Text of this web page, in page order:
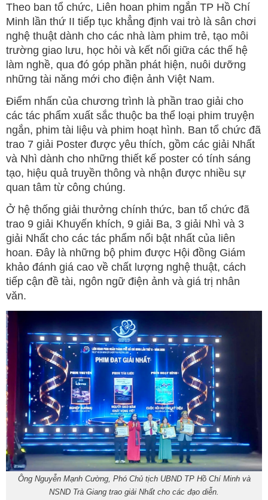
Theo ban tổ chức, Liên hoan phim ngắn TP Hồ Chí
Minh lần thứ II tiếp tục khẳng định vai trò là sân chơi
nghệ thuật dành cho các nhà làm phim trẻ, tạo môi
trường giao lưu, học hỏi và kết nối giữa các thế hệ
làm nghề, qua đó góp phần phát hiện, nuôi dưỡng
những tài năng mới cho điện ảnh Việt Nam.
Điểm nhấn của chương trình là phần trao giải cho
các tác phẩm xuất sắc thuộc ba thể loại phim truyện
ngắn, phim tài liệu và phim hoạt hình. Ban tổ chức đã
trao 7 giải Poster được yêu thích, gồm các giải Nhất
và Nhì dành cho những thiết kế poster có tính sáng
tạo, hiệu quả truyền thông và nhận được nhiều sự
quan tâm từ công chúng.
Ở hệ thống giải thưởng chính thức, ban tổ chức đã
trao 9 giải Khuyến khích, 9 giải Ba, 3 giải Nhì và 3
giải Nhất cho các tác phẩm nổi bật nhất của liên
hoan. Đây là những bộ phim được Hội đồng Giám
khảo đánh giá cao về chất lượng nghệ thuật, cách
tiếp cận đề tài, ngôn ngữ điện ảnh và giá trị nhân
văn.
Ông Nguyễn Mạnh Cường, Phó Chủ tịch UBND TP Hồ Chí Minh và
NSND Trà Giang trao giải Nhất cho các đạo diễn.